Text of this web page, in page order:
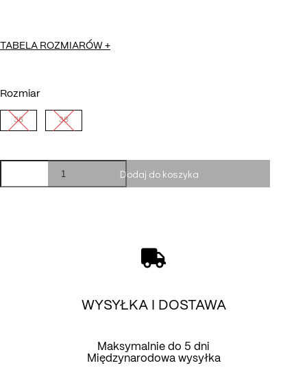
TABELA ROZMIARÓW +
Rozmiar
36 38
Alexa
Dodaj do koszyka
WYSYŁKA I DOSTAWA
Maksymalnie do 5 dni
Międzynarodowa wysyłka